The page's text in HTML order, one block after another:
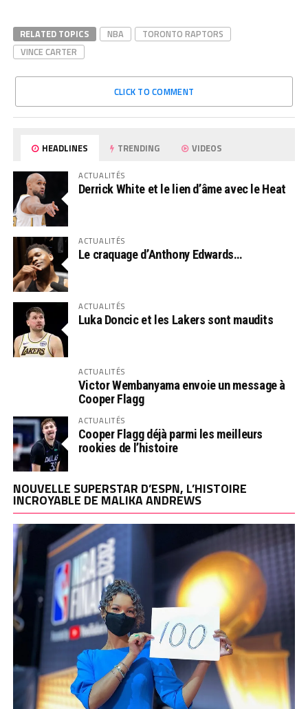
RELATED TOPICS NBA
TORONTO RAPTORS
VINCE CARTER
CLICK TO COMMENT
HEADLINES TRENDING VIDEOS
ACTUALITÉS
Derrick White et le lien d’âme avec le Heat
ACTUALITÉS
Le craquage d’Anthony Edwards…
ACTUALITÉS
Luka Doncic et les Lakers sont maudits
ACTUALITÉS
Victor Wembanyama envoie un message à
Cooper Flagg
ACTUALITÉS
Cooper Flagg déjà parmi les meilleurs
rookies de l’histoire
NOUVELLE SUPERSTAR D’ESPN, L’HISTOIRE
INCROYABLE DE MALIKA ANDREWS